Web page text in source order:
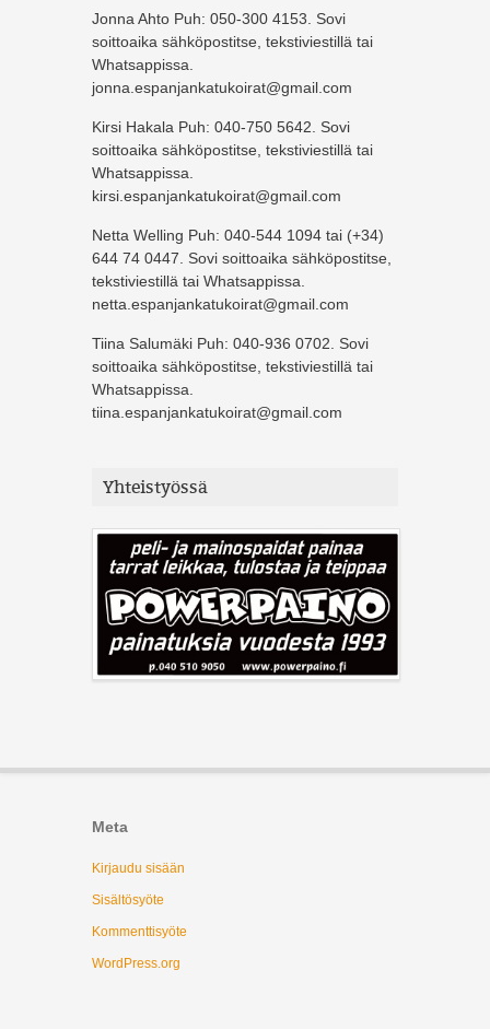
Jonna Ahto Puh: 050-300 4153. Sovi
soittoaika sähköpostitse, tekstiviestillä tai
Whatsappissa.
jonna.espanjankatukoirat@gmail.com
Kirsi Hakala Puh: 040-750 5642. Sovi
soittoaika sähköpostitse, tekstiviestillä tai
Whatsappissa.
kirsi.espanjankatukoirat@gmail.com
Netta Welling Puh: 040-544 1094 tai (+34)
644 74 0447. Sovi soittoaika sähköpostitse,
tekstiviestillä tai Whatsappissa.
netta.espanjankatukoirat@gmail.com
Tiina Salumäki Puh: 040-936 0702. Sovi
soittoaika sähköpostitse, tekstiviestillä tai
Whatsappissa.
tiina.espanjankatukoirat@gmail.com
Yhteistyössä
Meta
Kirjaudu sisään
Sisältösyöte
Kommenttisyöte
WordPress.org